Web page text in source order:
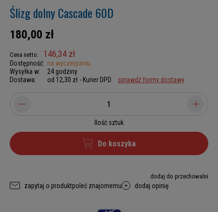
Ślizg dolny Cascade 60D
180,00 zł
Cena netto: 146,34 zł
Dostępność: na wyczerpaniu
Wysyłka w:
24 godziny
Dostawa:
od 12,30 zł - Kurier DPD sprawdź formy dostawy
Ilość sztuk
Do koszyka
dodaj do przechowalni
zapytaj o produktpoleć znajomemu dodaj opinię